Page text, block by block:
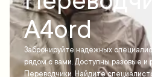
A4ord
Забронируйте надежных
рядом с вами. Доступны разовые и
Переводчики. Найдите